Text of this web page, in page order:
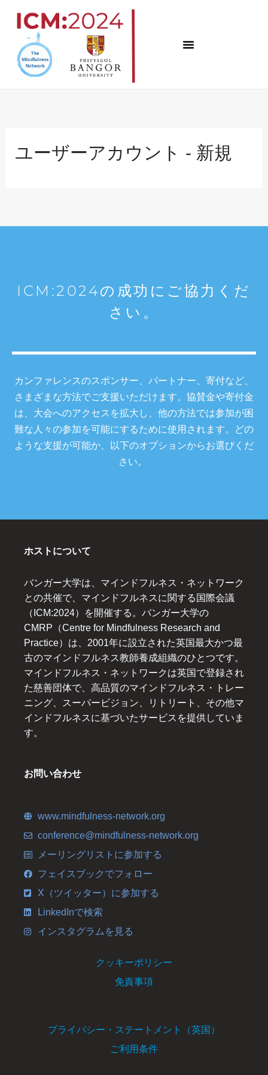
ユーザーアカウント - 新規
ICM:2024の成功にご協力くだ
さい。
カンファレンスのスポンサー、パートナー、寄付など、
さまざまな方法でご支援いただけます。協賛金や寄付金
は、大会へのアクセスを拡大し、他の方法では参加が困
難な人々の参加を可能にするために使用されます。どの
ような支援が可能か、以下のオプションからお選びくだ
さい。
ホストについて
バンガー大学は、マインドフルネス・ネットワーク
との共催で、マインドフルネスに関する国際会議
（ICM:2024）を開催する。バンガー大学の
CMRP（Centre for Mindfulness Research and
Practice）は、2001年に設立された英国最大かつ最
古のマインドフルネス教師養成組織のひとつです。
マインドフルネス・ネットワークは英国で登録され
た慈善団体で、高品質のマインドフルネス・トレー
ニング、スーパービジョン、リトリート、その他マ
インドフルネスに基づいたサービスを提供していま
す。
お問い合わせ
www.mindfulness-network.org
conference@mindfulness-network.org
メーリングリストに参加する
フェイスブックでフォロー
X（ツイッター）に参加する
LinkedInで検索
インスタグラムを見る
クッキーポリシー
免責事項
プライバシー・ステートメント（英国）
ご利用条件